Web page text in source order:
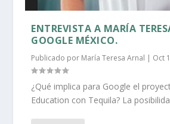
ENTREVISTA A MARÍA
GOOGLE MÉXICO.
Publicado por María Teresa Arnal | Oct
¿Qué implica para Google el
Education con Tequila? La